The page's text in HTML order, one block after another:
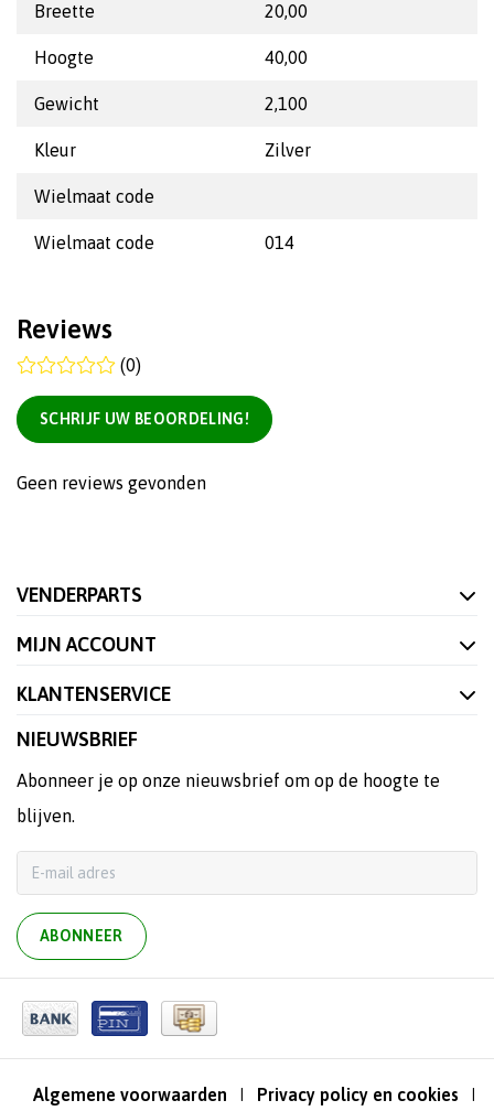
Breette 20,00
Hoogte 40,00
Gewicht 2,100
Kleur Zilver
Wielmaat code
Wielmaat code 014
Reviews
(0)
SCHRIJF UW BEOORDELING!
Geen reviews gevonden
VENDERPARTS
MIJN ACCOUNT
KLANTENSERVICE
NIEUWSBRIEF
Abonneer je op onze nieuwsbrief om op de hoogte te
blijven.
ABONNEER
Algemene voorwaarden Privacy policy en cookies